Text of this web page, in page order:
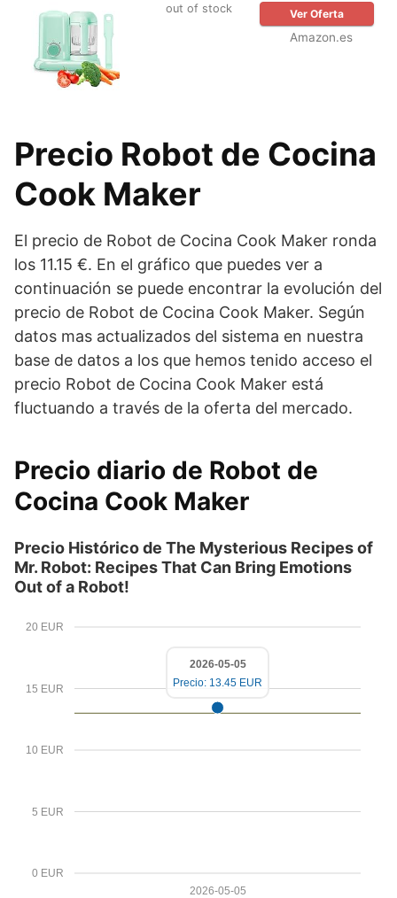
out of stock Ver Oferta
Amazon.es
Precio Robot de Cocina
Cook Maker
El precio de Robot de Cocina Cook Maker ronda
los 11.15 €. En el gráfico que puedes ver a
continuación se puede encontrar la evolución del
precio de Robot de Cocina Cook Maker. Según
datos mas actualizados del sistema en nuestra
base de datos a los que hemos tenido acceso el
precio Robot de Cocina Cook Maker está
fluctuando a través de la oferta del mercado.
Precio diario de Robot de
Cocina Cook Maker
Precio Histórico de The Mysterious Recipes of
Mr. Robot: Recipes That Can Bring Emotions
Out of a Robot!
0 EUR
5 EUR
10 EUR
15 EUR
20 EUR
2026-05-05
2026-05-05
Precio: 13.45 EUR